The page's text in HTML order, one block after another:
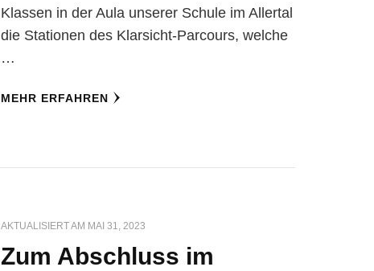
Klassen in der Aula unserer Schule im Allertal
die Stationen des Klarsicht-Parcours, welche
…
MEHR ERFAHREN
AKTUALISIERT AM MAI 31, 2023
Zum Abschluss im